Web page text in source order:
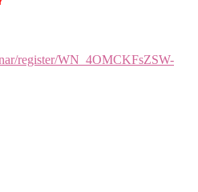
register/WN_4OMCKFsZSW-